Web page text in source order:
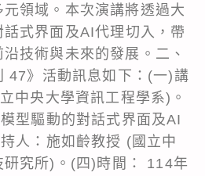
領域。本次演講將透過大
式界面及AI代理切入，帶
技術與未來的發展。二、
47》活動訊息如下：(一)講
中央大學資訊工程學系)。
型驅動的對話式界面及AI
人：施如齡教授 (國立中
研究所)。(四)時間： 114年